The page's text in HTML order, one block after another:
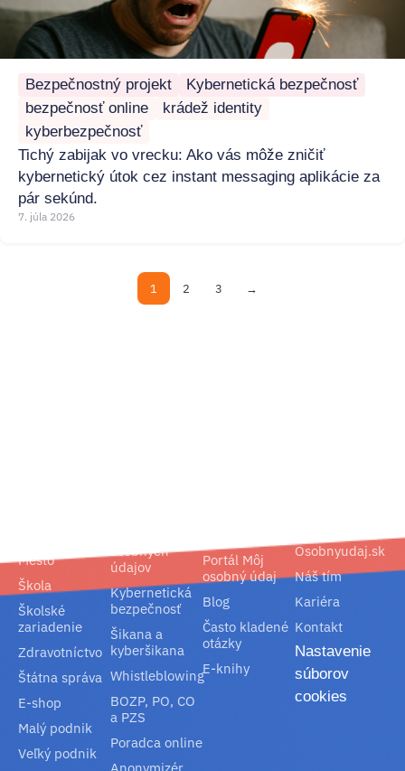
Bezpečnostný projekt
Kybernetická bezpečnosť
bezpečnosť online
krádež identity
kyberbezpečnosť
Tichý zabijak vo vrecku: Ako vás môže zničiť
kybernetický útok cez instant messaging aplikácie za
pár sekúnd.
7. júla 2026
1 2 3 →
Mesto
Škola
Školské
zariadenie
Zdravotníctvo
Štátna správa
E-shop
Malý podnik
Veľký podnik
osobných
údajov
Kybernetická
bezpečnosť
Šikana a
kyberšikana
Whistleblowing
BOZP, PO, CO
a PZS
Poradca online
Portál Môj
osobný údaj
Blog
Často kladené
otázky
E-knihy
Osobnyudaj.sk
Náš tím
Kariéra
Kontakt
Nastavenie
súborov
cookies